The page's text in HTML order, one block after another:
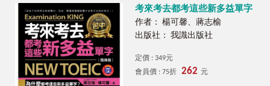
考來考去都考這些新多益單字
作者： 楊可馨、蔣志榆
出版社： 我識出版社
定價 : 349元
會員價 : 75折
262 元